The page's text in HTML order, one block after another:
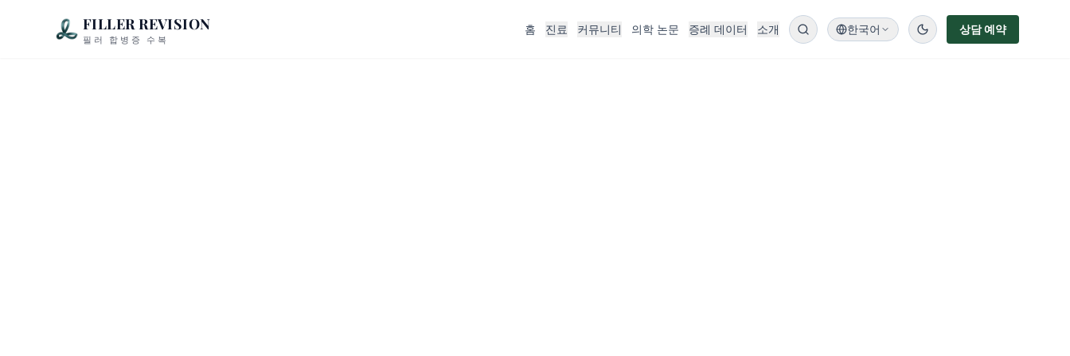
FILLER REVISION
필러 합병증 수복
홈 진료 커뮤니티 의학 논문 증례 데이터 소개 한국어 상담 예약